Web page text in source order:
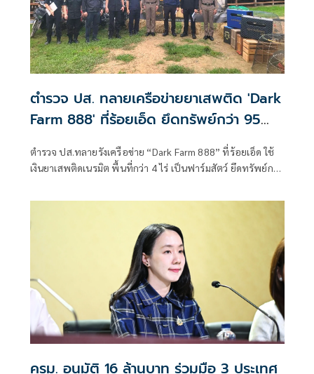
ตำรวจ ปส. ทลายเครือข่ายยาเสพติด 'Dark
Farm 888' ที่ร้อยเอ็ด ยึดทรัพย์กว่า 95
ตำรวจ ปส.ทลายรังเครือข่าย “Dark Farm 888” ที่ร้อยเอ็ด ใช้
เงินยาเสพติดเนรมิต พื้นที่กว่า 4 ไร่ เป็นฟาร์มสัตว์ ยึดทรัพย์กว่า
ครม. อนุมัติ 16 ล้านบาท ร่วมมือ 3 ประเทศ